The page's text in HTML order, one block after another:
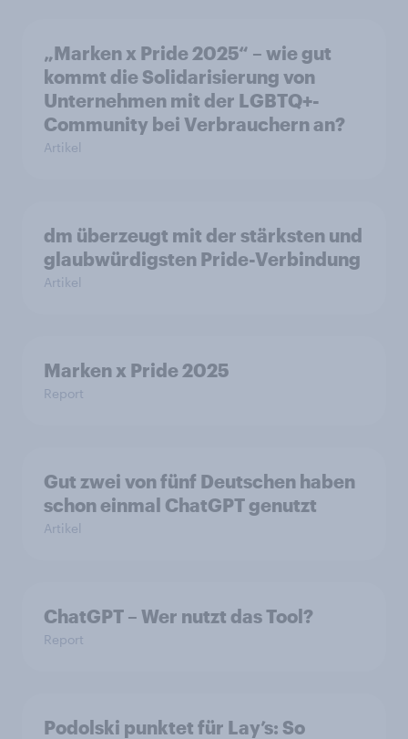
„Marken x Pride 2025“ – wie gut
kommt die Solidarisierung von
Unternehmen mit der LGBTQ+-
Community bei Verbrauchern an?
Artikel
dm überzeugt mit der stärksten und
glaubwürdigsten Pride-Verbindung
Artikel
Marken x Pride 2025
Report
Gut zwei von fünf Deutschen haben
schon einmal ChatGPT genutzt
Artikel
ChatGPT – Wer nutzt das Tool?
Report
Podolski punktet für Lay’s: So